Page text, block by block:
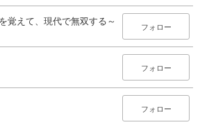
覚えて、現代で無双する～
フォロー
フォロー
フォロー